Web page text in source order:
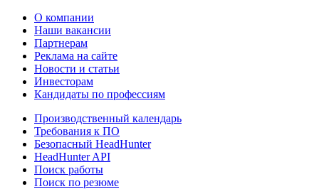
О компании
Наши вакансии
Партнерам
Реклама на сайте
Новости и статьи
Инвесторам
Кандидаты по профессиям
Производственный календарь
Требования к ПО
Безопасный HeadHunter
HeadHunter API
Поиск работы
Поиск по резюме